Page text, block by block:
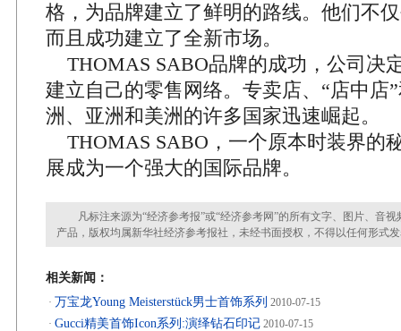
格，为品牌建立了鲜明的路线。他们不
而且成功建立了全新市场。
THOMAS SABO品牌的成功，公司决
建立自己的零售网络。专卖店、“店中店
洲、亚洲和美洲的许多国家迅速崛起。
THOMAS SABO，一个原本时装界的
展成为一个强大的国际品牌。
凡标注来源为“经济参考报”或“经济参考网”的所有文字、图片、音视
产品，版权均属新华社经济参考报社，未经书面授权，不得以任何形式
相关新闻：
· 万宝龙Young Meisterstück男士首饰系列 2010-07-15
· Gucci精美首饰Icon系列:演绎钻石印记 2010-07-15